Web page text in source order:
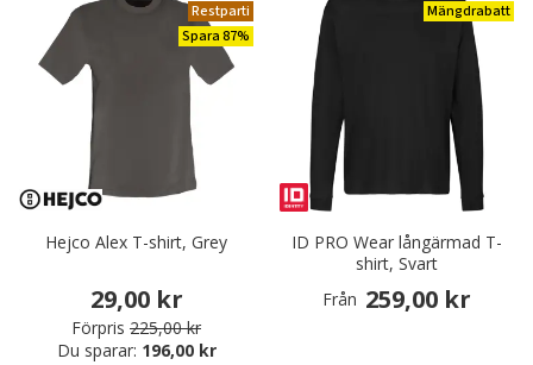
Restparti
Spara 87%
Hejco Alex T-shirt, Grey
29,00 kr
Förpris 225,00 kr
Du sparar: 196,00 kr
Mängdrabatt
ID PRO Wear långärmad T-
shirt, Svart
Från 259,00 kr